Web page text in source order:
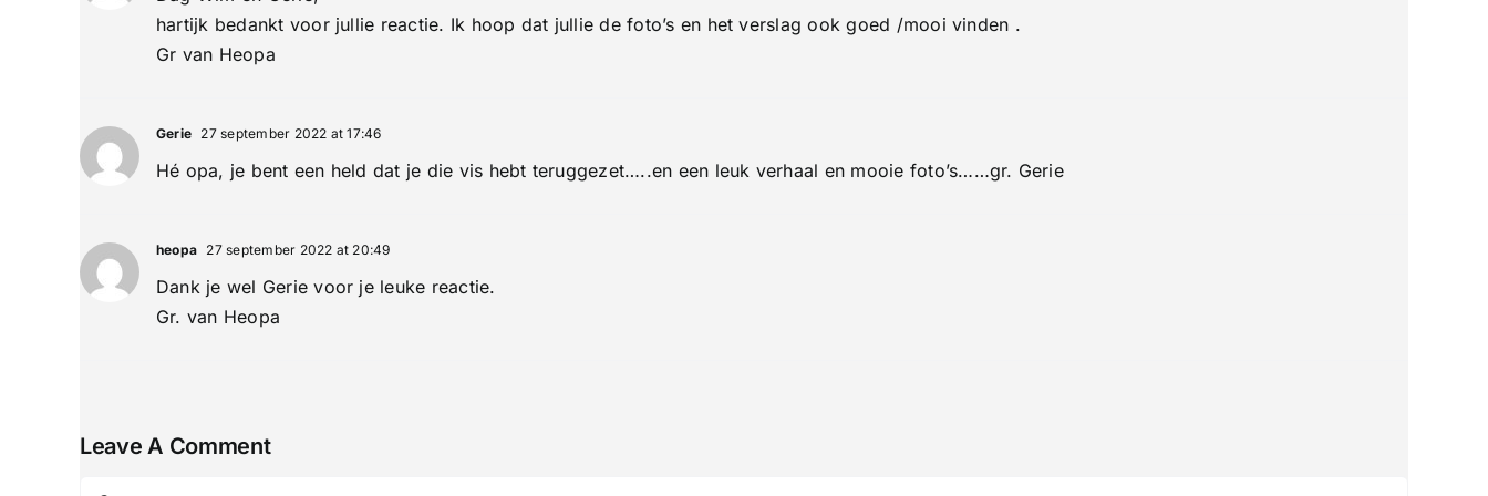
hartijk bedankt voor jullie reactie. Ik hoop dat jullie de foto’s en het verslag ook goed /mooi vinden .
Gr van Heopa
Gerie 27 september 2022 at 17:46
Hé opa, je bent een held dat je die vis hebt teruggezet…..en een leuk verhaal en mooie foto’s……gr. Gerie
heopa 27 september 2022 at 20:49
Dank je wel Gerie voor je leuke reactie.
Gr. van Heopa
Leave A Comment
Comment